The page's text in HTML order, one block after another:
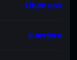
Über uns
Karriere